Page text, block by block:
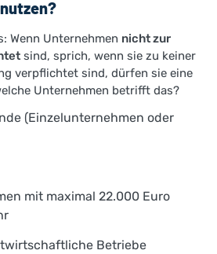
Wenn Unternehmen nicht zur
sind, sprich, wenn sie zu keiner
verpflichtet sind, dürfen sie eine
Unternehmen betrifft das?
(Einzelunternehmen oder
mit maximal 22.000 Euro
Betriebe